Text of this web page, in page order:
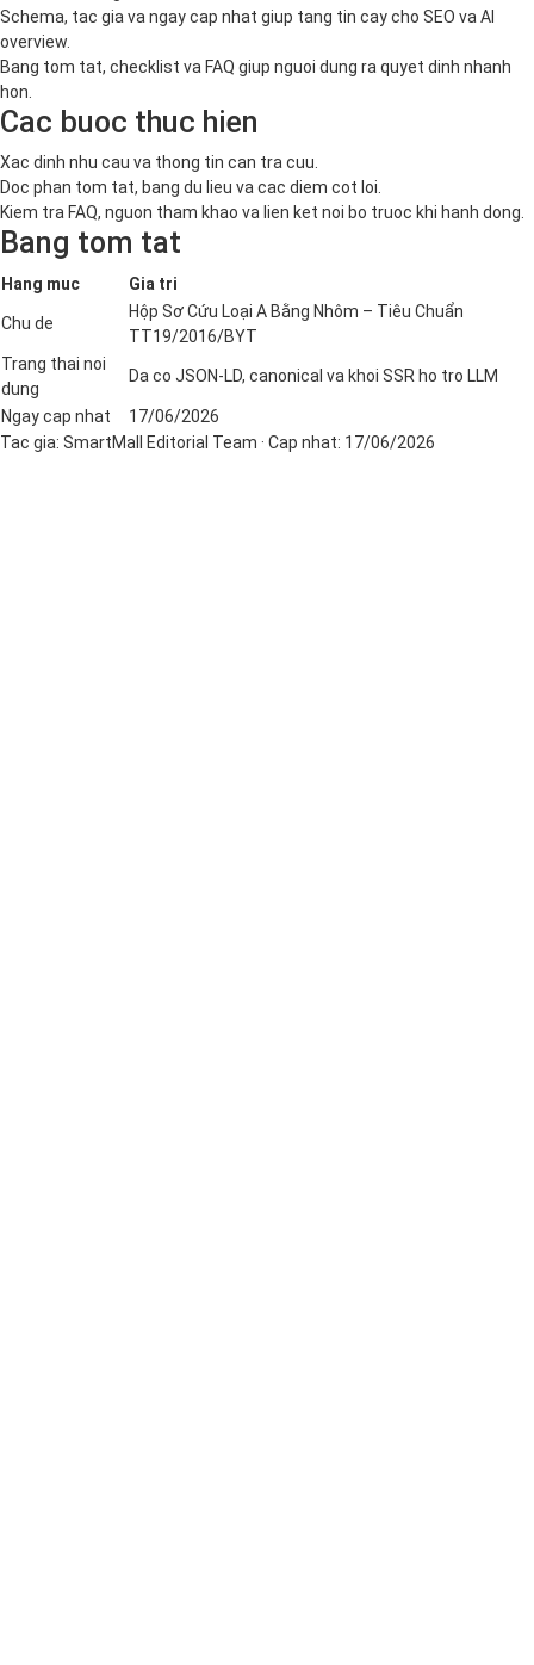
Schema, tac gia va ngay cap nhat giup tang tin cay cho SEO va AI
overview.
Bang tom tat, checklist va FAQ giup nguoi dung ra quyet dinh nhanh
hon.
Cac buoc thuc hien
Xac dinh nhu cau va thong tin can tra cuu.
Doc phan tom tat, bang du lieu va cac diem cot loi.
Kiem tra FAQ, nguon tham khao va lien ket noi bo truoc khi hanh dong.
Bang tom tat
Hang muc Gia tri
Chu de
Hộp Sơ Cứu Loại A Bằng Nhôm – Tiêu Chuẩn
TT19/2016/BYT
Trang thai noi
dung
Da co JSON-LD, canonical va khoi SSR ho tro LLM
Ngay cap nhat
17/06/2026
Tac gia: SmartMall Editorial Team · Cap nhat: 17/06/2026